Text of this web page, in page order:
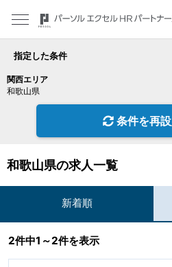
指定した条件
関西エリア
和歌山県
条件を再
和歌山県の求人一覧
新着順
2件中1～2件を表示